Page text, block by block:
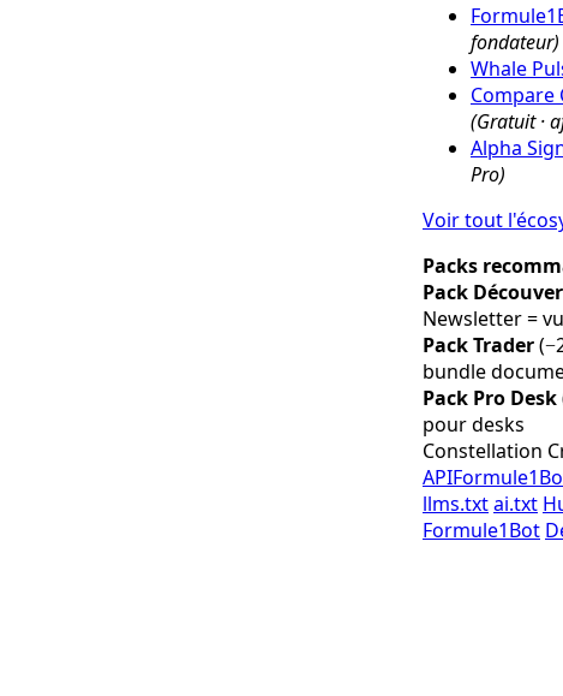
fondateur)
Whale
Compare
(Gratuit ·
Alpha
Pro)
Voir tout
Packs
Pack
Newsletter =
Pack Trader
bundle
Pack Pro Desk
pour desks
Constellation
API
llms.txtai.txt
Formule1Bot